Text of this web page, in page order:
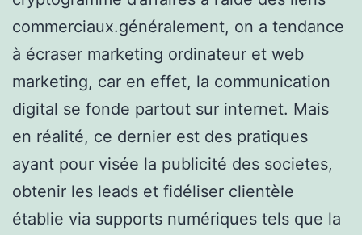
commerciaux.généralement, on a tendance
à écraser marketing ordinateur et web
marketing, car en effet, la communication
digital se fonde partout sur internet. Mais
en réalité, ce dernier est des pratiques
ayant pour visée la publicité des societes,
obtenir les leads et fidéliser clientèle
établie via supports numériques tels que la